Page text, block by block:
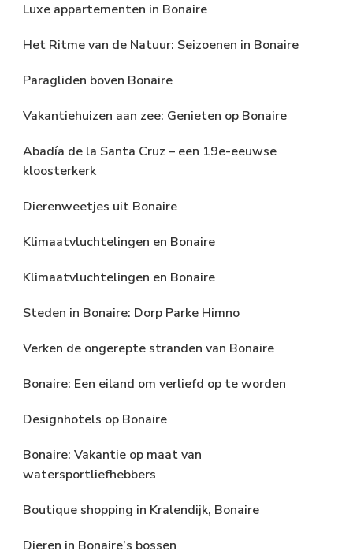
Luxe appartementen in Bonaire
Het Ritme van de Natuur: Seizoenen in Bonaire
Paragliden boven Bonaire
Vakantiehuizen aan zee: Genieten op Bonaire
Abadía de la Santa Cruz – een 19e-eeuwse
kloosterkerk
Dierenweetjes uit Bonaire
Klimaatvluchtelingen en Bonaire
Klimaatvluchtelingen en Bonaire
Steden in Bonaire: Dorp Parke Himno
Verken de ongerepte stranden van Bonaire
Bonaire: Een eiland om verliefd op te worden
Designhotels op Bonaire
Bonaire: Vakantie op maat van
watersportliefhebbers
Boutique shopping in Kralendijk, Bonaire
Dieren in Bonaire’s bossen